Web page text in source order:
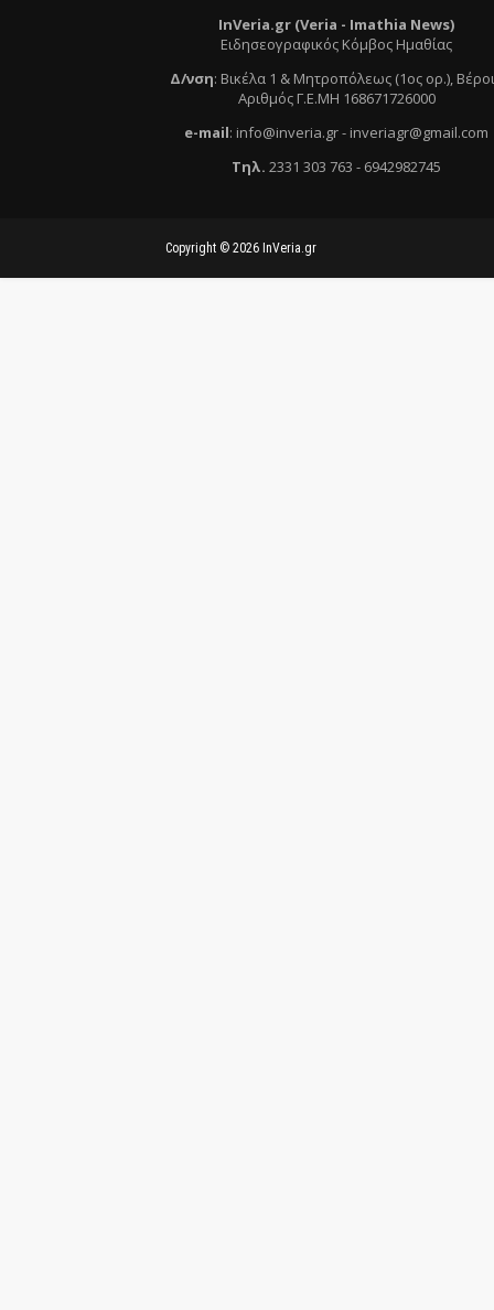
InVeria.gr (Veria - Ιmathia News)
Ειδησεογραφικός Κόμβος Ημαθίας
Δ/νση: Βικέλα 1 & Μητροπόλεως (1ος ορ.),
Αριθμός Γ.Ε.ΜΗ 168671726000
e-mail: info@inveria.gr- inveriagr@gmail.com
Τηλ. 2331 303 763 - 6942982745
Copyright © 2026 InVeria.gr